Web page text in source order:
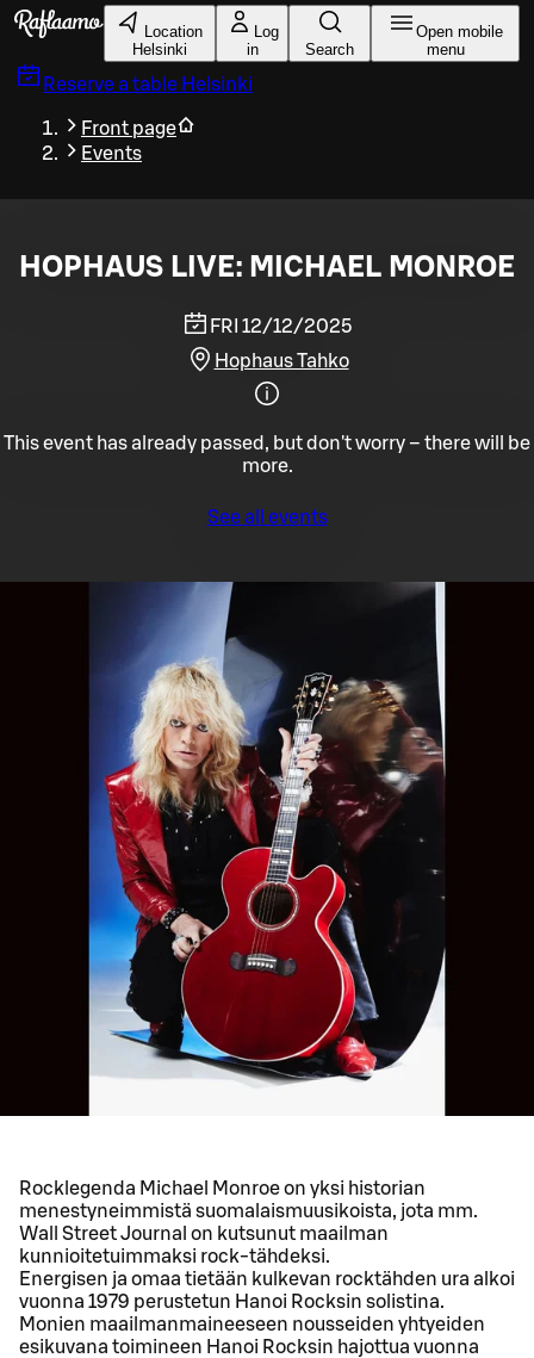
Skip to main content
Location
Helsinki
Log
in
Search
Open mobile
menu
Reserve a table Helsinki
Front page
Events
HOPHAUS LIVE: MICHAEL MONROE
FRI 12/12/2025
Hophaus Tahko
This event has already passed, but don't worry – there will be
more.
See all events
Rocklegenda Michael Monroe on yksi historian
menestyneimmistä suomalaismuusikoista, jota mm.
Wall Street Journal on kutsunut maailman
kunnioitetuimmaksi rock-tähdeksi.
Energisen ja omaa tietään kulkevan rocktähden ura alkoi
vuonna 1979 perustetun Hanoi Rocksin solistina.
Monien maailmanmaineeseen nousseiden yhtyeiden
esikuvana toimineen Hanoi Rocksin hajottua vuonna